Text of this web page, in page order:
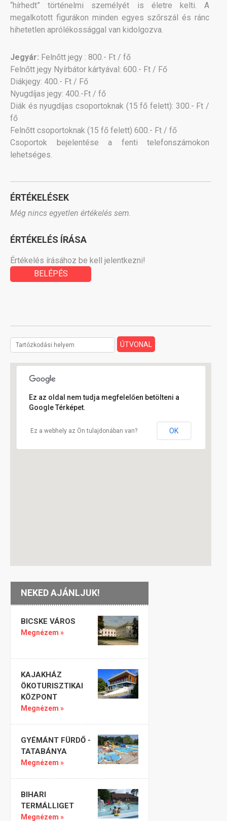
“hírhedt” történelmi személyét is életre kelti. A
megalkotott figurákon minden egyes szőrszál és ránc
hihetetlen aprólékossággal van kidolgozva.
Jegyár: Felnőtt jegy : 800.- Ft / fő
Felnőtt jegy Nyírbátor kártyával: 600.- Ft / Fő
Diákjegy: 400.- Ft / Fő
Nyugdíjas jegy: 400.-Ft / fő
Diák és nyugdíjas csoportoknak (15 fő felett): 300.- Ft /
fő
Felnőtt csoportoknak (15 fő felett) 600.- Ft / fő
Csoportok bejelentése a fenti telefonszámokon
lehetséges.
ÉRTÉKELÉSEK
Még nincs egyetlen értékelés sem.
ÉRTÉKELÉS ÍRÁSA
Értékelés írásához be kell jelentkezni!
BELÉPÉS
Ez az oldal nem tudja megfelelően betölteni a
Google Térképet.
Ez a webhely az Ön tulajdonában van? OK
NEKED AJÁNLJUK!
BICSKE VÁROS
Megnézem »
KAJAKHÁZ
ÖKOTURISZTIKAI
KÖZPONT
Megnézem »
GYÉMÁNT FÜRDŐ -
TATABÁNYA
Megnézem »
BIHARI
TERMÁLLIGET
Megnézem »